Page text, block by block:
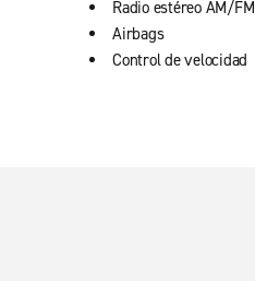
Radio estéreo AM/FM
Airbags
Control de velocidad